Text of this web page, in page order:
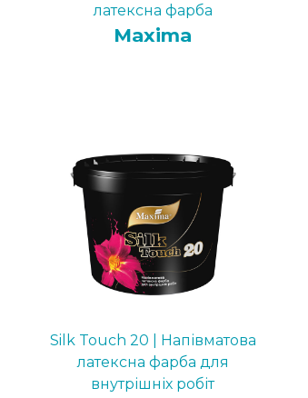
латексна фарба
Maxima
Silk Touch 20 | Напівматова
латексна фарба для
внутрішніх робіт